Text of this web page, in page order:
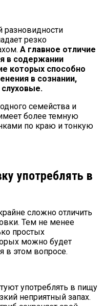
разновидности
резко
А главное отличие
в содержании
которых способно
в сознании,
семейства и
более темную
по краю и тонкую
употреблять в
сложно отличить
Тем не менее
простых
можно будет
в этом вопросе.
употреблять в пищу
неприятный запах.